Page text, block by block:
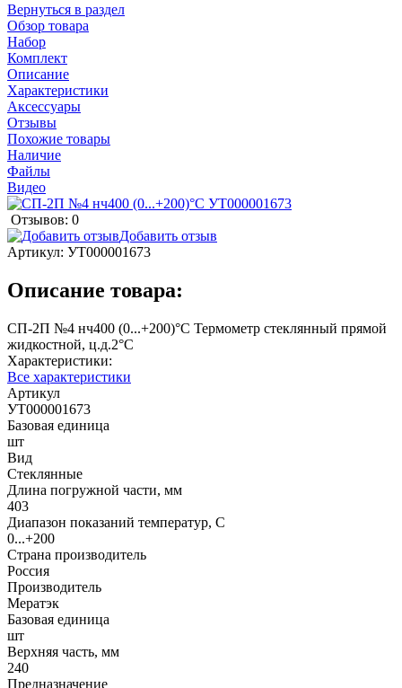
Вернуться в раздел
Обзор товара
Набор
Комплект
Описание
Характеристики
Аксессуары
Отзывы
Похожие товары
Наличие
Файлы
Видео
Отзывов: 0
Добавить отзыв
Артикул: УТ000001673
Описание товара:
СП-2П №4 нч400 (0...+200)°С Термометр стеклянный прямой
жидкостной, ц.д.2°С
Характеристики:
Все характеристики
Артикул
УТ000001673
Базовая единица
шт
Вид
Стеклянные
Длина погружной части, мм
403
Диапазон показаний температур, С
0...+200
Страна производитель
Россия
Производитель
Мератэк
Базовая единица
шт
Верхняя часть, мм
240
Предназначение